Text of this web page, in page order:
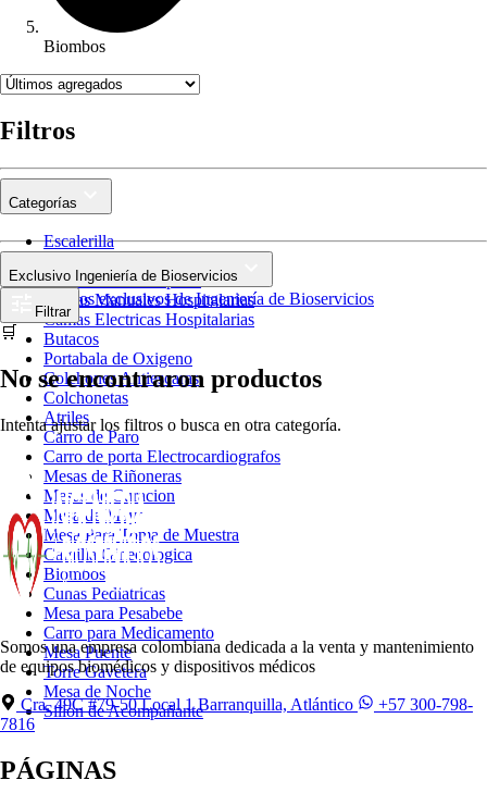
Biombos
Filtros
Categorías
Escalerilla
Camillas de Transporte
Camas Manuales Hospitalarias
Camas Electricas Hospitalarias
Butacos
Portabala de Oxigeno
Colchones Antiescaras
Colchonetas
Atriles
Carro de Paro
Carro de porta Electrocardiografos
Mesas de Riñoneras
Mesas de Curacion
Mesa de Mayo
Mesa Para Toma de Muestra
Camilla Ginecologica
Biombos
Cunas Pediatricas
Mesa para Pesabebe
Carro para Medicamento
Mesa Puente
Torre Gavetera
Mesa de Noche
Sillon de Acompañante
Exclusivo Ingeniería de Bioservicios
Productos exclusivos de Ingeniería de Bioservicios
Filtrar
🛒
No se encontraron productos
Intenta ajustar los filtros o busca en otra categoría.
Somos una empresa colombiana dedicada a la venta y mantenimiento
de equipos biomédicos y dispositivos médicos
Cra. 49C #79-50 Local 1 Barranquilla, Atlántico
+57 300-798-
7816
PÁGINAS